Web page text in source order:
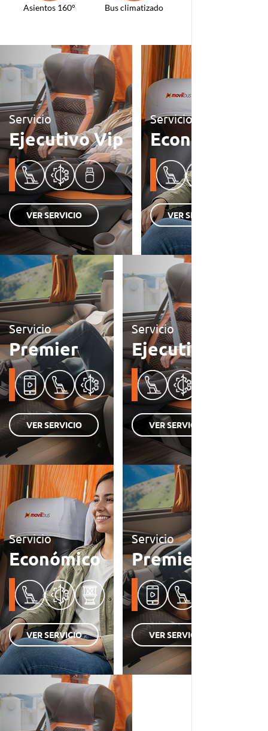
Asientos 160° Bus climatizado
Servicio
Ejecutivo Vip
VER SERVICIO
Servicio
Económico
VER SERVICIO
Servicio
Premier
VER SERVICIO
Servicio
Ejecutivo Vip
VER SERVICIO
Servicio
Económico
VER SERVICIO
Servicio
Premier
VER SERVICIO